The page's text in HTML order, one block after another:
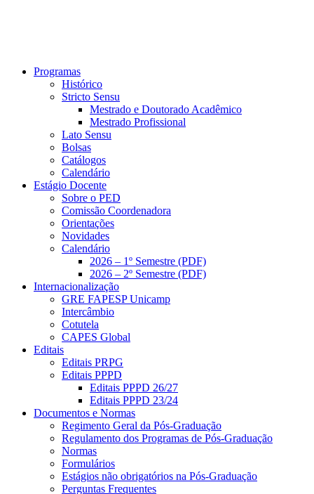
Programas
Histórico
Stricto Sensu
Mestrado e Doutorado Acadêmico
Mestrado Profissional
Lato Sensu
Bolsas
Catálogos
Calendário
Estágio Docente
Sobre o PED
Comissão Coordenadora
Orientações
Novidades
Calendário
2026 – 1º Semestre (PDF)
2026 – 2º Semestre (PDF)
Internacionalização
GRE FAPESP Unicamp
Intercâmbio
Cotutela
CAPES Global
Editais
Editais PRPG
Editais PPPD
Editais PPPD 26/27
Editais PPPD 23/24
Documentos e Normas
Regimento Geral da Pós-Graduação
Regulamento dos Programas de Pós-Graduação
Normas
Formulários
Estágios não obrigatórios na Pós-Graduação
Perguntas Frequentes